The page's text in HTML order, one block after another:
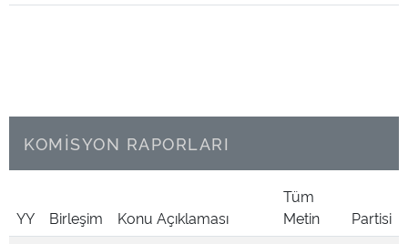
KOMİSYON RAPORLARI
YY Birleşim Konu Açıklaması
Tüm
Metin
Partisi